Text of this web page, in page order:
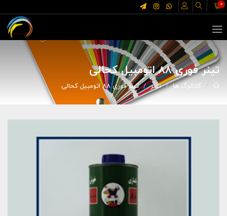
0
تینر فوری 88 اتومبیل کحالی
کاتالوگ ها تینر تینر فوری 88 اتومبیل کحالی